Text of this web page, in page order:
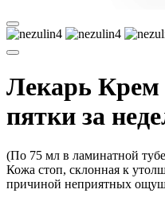
Лекарь Крем
пятки за
(По 75 мл в ламинатной
Кожа стоп, склонная к
причиной неприятных